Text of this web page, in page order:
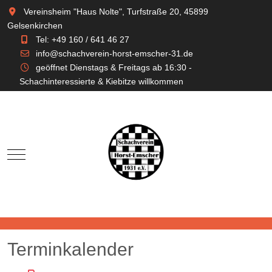
Vereinsheim "Haus Nolte", Turfstraße 20, 45899
Gelsenkirchen
Tel: +49 160 / 641 46 27
info@schachverein-horst-emscher-31.de
geöffnet Dienstags & Freitags ab 16:30 -
Schachinteressierte & Kiebitze willkommen
Mobile Menu Toggle
Terminkalender